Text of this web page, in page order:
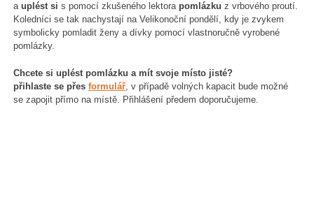
auplést si s pomocí zkušeného lektora pomlázku z vrbového proutí.
Koledníci se tak nachystají na Velikonoční pondělí, kdy je zvykem
symbolicky pomladit ženy a dívky pomocí vlastnoručně vyrobené
pomlázky.
Chcete si uplést pomlázku a mít svoje místo jisté?
přihlaste se přesformulář , v případě volných kapacit bude možné
se zapojit přímo na místě. Přihlášení předem doporučujeme.